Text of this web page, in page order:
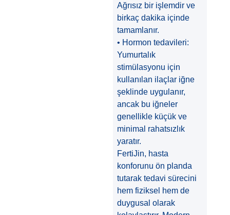
Ağrısız bir işlemdir ve
birkaç dakika içinde
tamamlanır.
• Hormon tedavileri:
Yumurtalık
stimülasyonu için
kullanılan ilaçlar iğne
şeklinde uygulanır,
ancak bu iğneler
genellikle küçük ve
minimal rahatsızlık
yaratır.
FertiJin, hasta
konforunu ön planda
tutarak tedavi sürecini
hem fiziksel hem de
duygusal olarak